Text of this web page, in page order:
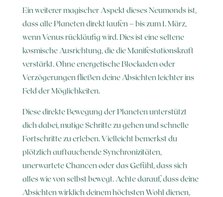
Ein weiterer magischer Aspekt dieses Neumonds ist,
dass alle Planeten direkt laufen – bis zum 1. März,
wenn Venus rückläufig wird. Dies ist eine seltene
kosmische Ausrichtung, die die Manifestationskraft
verstärkt. Ohne energetische Blockaden oder
Verzögerungen fließen deine Absichten leichter ins
Feld der Möglichkeiten.
Diese direkte Bewegung der Planeten unterstützt
dich dabei, mutige Schritte zu gehen und schnelle
Fortschritte zu erleben. Vielleicht bemerkst du
plötzlich auftauchende Synchronizitäten,
unerwartete Chancen oder das Gefühl, dass sich
alles wie von selbst bewegt. Achte darauf, dass deine
Absichten wirklich deinem höchsten Wohl dienen,